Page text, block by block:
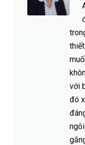
với
đó